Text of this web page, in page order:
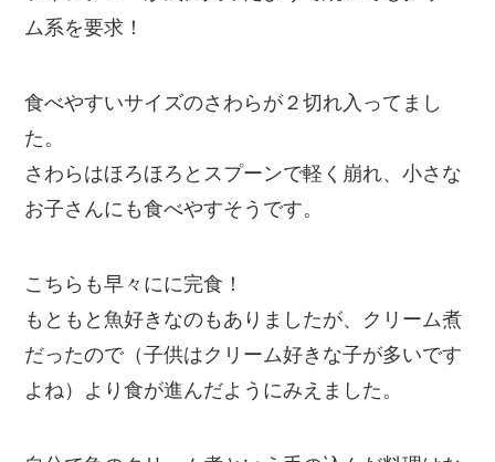
ム系を要求！
食べやすいサイズのさわらが２切れ入ってまし
た。
さわらはほろほろとスプーンで軽く崩れ、小さな
お子さんにも食べやすそうです。
こちらも早々にに完食！
もともと魚好きなのもありましたが、クリーム煮
だったので（子供はクリーム好きな子が多いです
よね）より食が進んだようにみえました。